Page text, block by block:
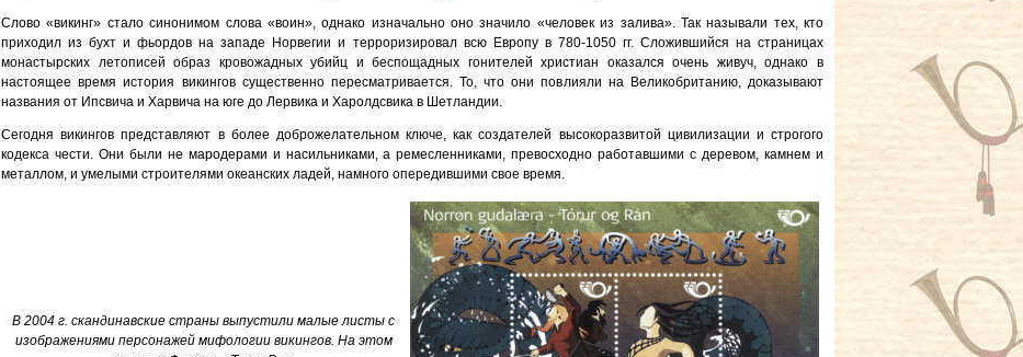
Слово «викинг» стало синонимом слова «воин», однако изначально оно значило «человек из залива». Так называли тех, кто
приходил из бухт и фьордов на западе Норвегии и терроризировал всю Европу в 780-1050 гг. Сложившийся на страницах
монастырских летописей образ кровожадных убийц и беспощадных гонителей христиан оказался очень живуч, однако в
настоящее время история викингов существенно пересматривается. То, что они повлияли на Великобританию, доказывают
названия от Ипсвича и Харвича на юге до Лервика и Харолдсвика в Шетландии.
Сегодня викингов представляют в более доброжелательном ключе, как создателей высокоразвитой цивилизации и строгого
кодекса чести. Они были не мародерами и насильниками, а ремесленниками, превосходно работавшими с деревом, камнем и
металлом, и умелыми строителями океанских ладей, намного опередившими свое время.
В 2004 г. скандинавские страны выпустили малые листы с
изображениями персонажей мифологии викингов. На этом